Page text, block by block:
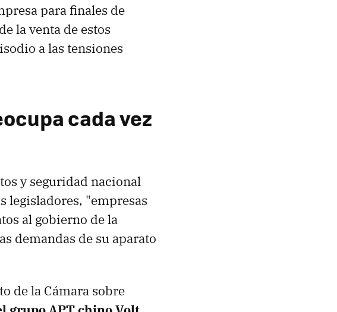
para finales de
la venta de estos
a las tensiones
cada vez
y seguridad nacional
legisladores, "empresas
al gobierno de la
demandas de su aparato
de la Cámara sobre